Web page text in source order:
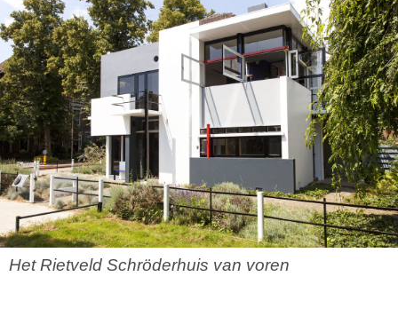
Het Rietveld Schröderhuis van voren